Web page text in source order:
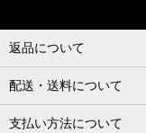
返品について
配送・送料について
支払い方法について